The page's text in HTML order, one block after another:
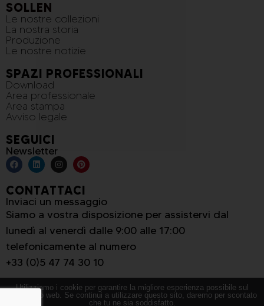
SOLLEN
Le nostre collezioni
La nostra storia
Produzione
Le nostre notizie
SPAZI PROFESSIONALI
Download
Area professionale
Area stampa
Avviso legale
SEGUICI
Newsletter
CONTATTACI
Inviaci un messaggio
Siamo a vostra disposizione per assistervi dal
lunedì al venerdì dalle 9:00 alle 17:00
telefonicamente al numero
+33 (0)5 47 74 30 10
Utilizziamo i cookie per garantire la migliore esperienza possibile sul
nostro sito web. Se continui a utilizzare questo sito, daremo per scontato
che tu ne sia soddisfatto.